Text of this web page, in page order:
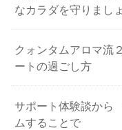
なカラダを守りまし
クォンタムアロマ流
ートの過ごし方
サポート体験談から
ムすることで